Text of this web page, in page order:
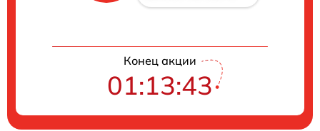
Конец акции
01:13:42